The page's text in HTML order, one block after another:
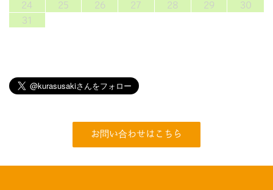
24
25 26 27 28 29
30
31
お問い合わせはこちら